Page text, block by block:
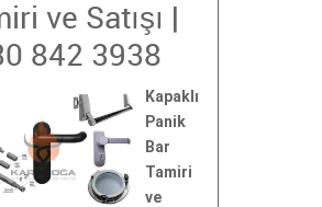
ve Satışı |
842 3938
Kapaklı
Panik
Bar
Tamiri
ve